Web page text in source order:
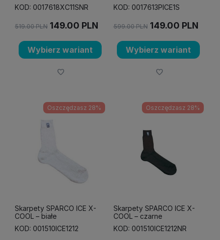
KOD: 0017618XC11SNR
519.00 PLN 149.00 PLN
Wybierz wariant
KOD: 0017613PICE1S
599.00 PLN 149.00 PLN
Wybierz wariant
Oszczędzasz 28%
Skarpety SPARCO ICE X-
COOL – białe
KOD: 001510ICE1212
Oszczędzasz 28%
Skarpety SPARCO ICE X-
COOL – czarne
KOD: 001510ICE1212NR